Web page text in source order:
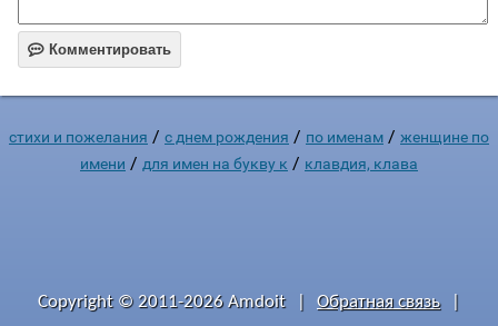
 Комментировать
стихи и пожелания / c днем рождения / по именам / женщине по
имени / для имен на букву к / клавдия, клава
Copyright © 2011-2026 Amdoit Обратная связь